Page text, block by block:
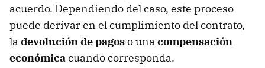
acuerdo. Dependiendo del caso, este proceso
puede derivar en el cumplimiento del contrato,
la devolución de pagoso una compensación
económicacuando corresponda.